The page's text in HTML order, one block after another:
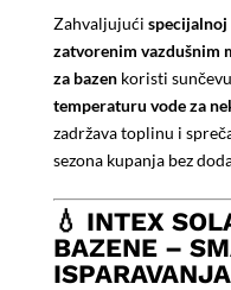
Zahvaljujući
zatvorenim vazdušnim
za bazenkoristi
temperaturu vode za
zadržava toplinu i
sezona kupanja bez
💧 INTEX
BAZENE –